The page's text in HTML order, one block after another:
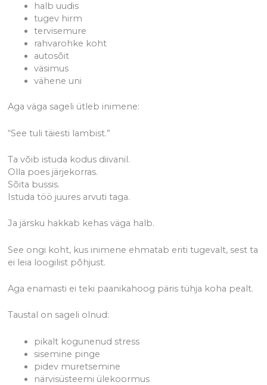
halb uudis
tugev hirm
tervisemure
rahvarohke koht
autosõit
väsimus
vähene uni
Aga väga sageli ütleb inimene:
“See tuli täiesti lambist.”
Ta võib istuda kodus diivanil.
Olla poes järjekorras.
Sõita bussis.
Istuda töö juures arvuti taga.
Ja järsku hakkab kehas väga halb.
See ongi koht, kus inimene ehmatab eriti tugevalt, sest ta
ei leia loogilist põhjust.
Aga enamasti ei teki paanikahoog päris tühja koha pealt.
Taustal on sageli olnud:
pikalt kogunenud stress
sisemine pinge
pidev muretsemine
närvisüsteemi ülekoormus